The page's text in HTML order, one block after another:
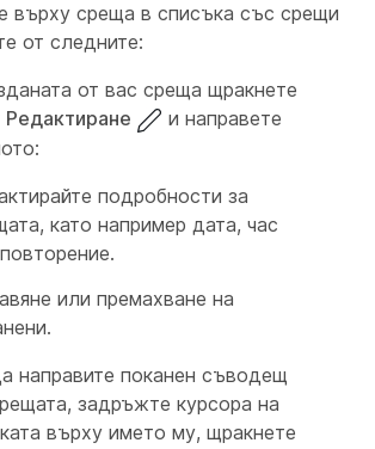
върху среща в списъка със срещи
от следните:
от вас среща щракнете
Редактиране
и направете
подробности за
като например дата, час
или премахване на
направите поканен съводещ
задръжте курсора на
върху името му, щракнете